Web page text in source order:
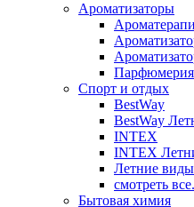
Ароматизаторы
Парфюмерия
Спорт и отдых
BestWay
BestWay
INTEX
INTEX
Летние виды
смотреть
Бытовая химия